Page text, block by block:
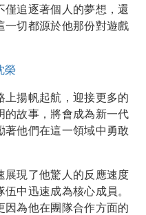
追逐著個人的夢想，還
切都源於他那份對遊戲
榮
揚帆起航，迎接更多的
故事，將會成為新一代
他們在這一領域中勇敢
展現了他驚人的反應速度
中迅速成為核心成員。
為他在團隊合作方面的